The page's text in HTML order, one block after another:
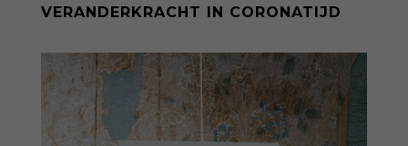
VERANDERKRACHT IN CORONATIJD